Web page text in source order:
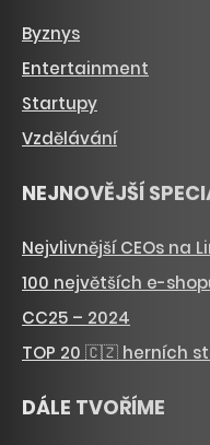
Byznys
Entertainment
Startupy
Vzdělávání
NEJNOVĚJŠÍ
Nejvlivnější CEOs na
100 největších e-
CC25 – 2024
TOP 20 🇨🇿 herních
DÁLE TVOŘÍME